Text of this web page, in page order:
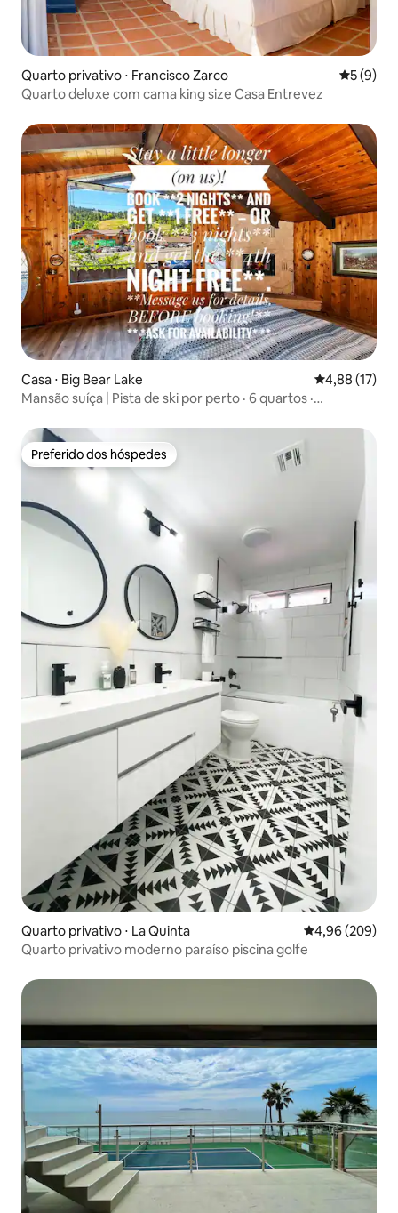
Quarto privativo ⋅ Francisco Zarco 5 de
5 (9)
Quarto deluxe com cama king size Casa Entrevez
Casa ⋅ Big Bear Lake 4,88 de uma
4,88 (17)
Mansão suíça | Pista de ski por perto · 6 quartos ·
Preferido dos hóspedes
Preferido dos hóspedes
Quarto privativo ⋅ La Quinta 4,96 de uma
4,96 (209)
Quarto privativo moderno paraíso piscina golfe